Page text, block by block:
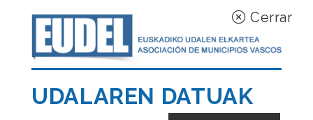
Cerrar
UDALAREN DATUAK